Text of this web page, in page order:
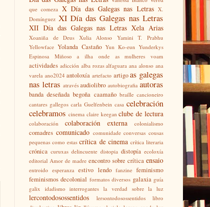
que comeza X Día das Galegas nas Letras X.
Domínguez XI Día das Galegas nas Letras
XII Día das Galegas nas Letras Xela Arias
Xoaniña de Deus Xulia Alonso
Yamini T. Prabhu
Yellowface Yolanda Castaño Yun Ko-eun Yunderkys
Espinosa Miñoso
a ilha onde as mulheres voam
actividades adicción alba rozas alfaguara ana alonso ana
varela ano2024 antoloxía artefacto artigo as galegas
nas letras através audiolibro autobiografia autoras
banda deseñada begoña caamaño braille cancioneiro
cantares gallegos carla Guelfenbein casa celebración
celebramos cinema claire keegan clube de lectura
colaboración colaboración externa colonialismo
comadres comunicado comunidade conversas cousas
pequenas como estas crítica de cinema crítica literaria
crónica curuxas delincuente distopia distopía ecoloxía
editorial Amor de madre encontro sobre crítica ensaio
entroido esperanza estivo lendo fanzine feminismo
feminismos decolonial formatos diversos galaxia guía
galix
idadismo interrogantes la verdad sobre la luz
lercontodosossentidos lersontodosossentidos
libro